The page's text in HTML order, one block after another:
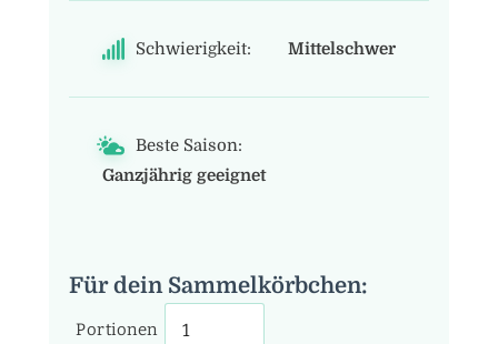
Schwierigkeit: Mittelschwer
Beste Saison:
Ganzjährig geeignet
Für dein Sammelkörbchen:
Portionen